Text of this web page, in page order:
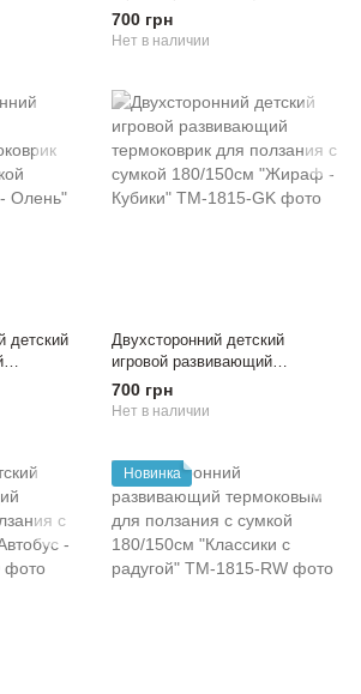
с
-
термоковрик для ползания с
сумкой 180/150см "Алфавит -
700 грн
Нет в наличии
детский
с
-
Двухсторонний детский
игровой развивающий
термоковрик для ползания с
сумкой 180/150см "Жираф -
700 грн
Нет в наличии
Новинка